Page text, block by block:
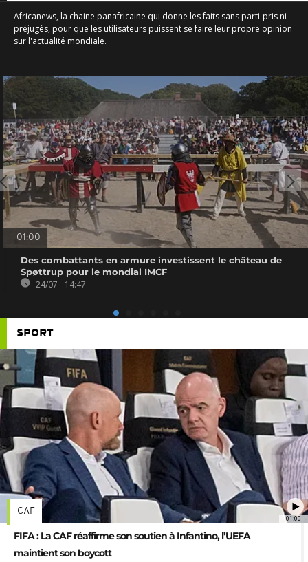
Africanews, la chaine panafricaine qui donne les faits sans parti-pris ni
préjugés, pour que les utilisateurs puissent se faire leur propre opinion
sur l'actualité mondiale.
01:00
Des combattants en armure investissent le château de
Spøttrup pour le mondial IMCF
24/07 - 14:47
SPORT
01:00
CAF
FIFA : La CAF réaffirme son soutien à Infantino, l’UEFA
maintient son boycott